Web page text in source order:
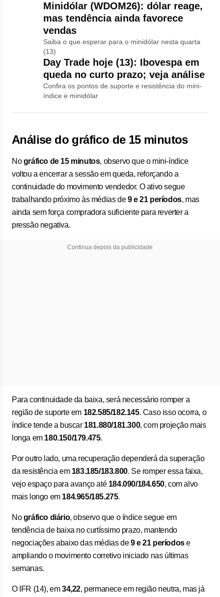
Minidólar (WDOM26): dólar reage,
mas tendência ainda favorece
vendas
Saiba o que esperar para o minidólar nesta quarta
(13)
Day Trade hoje (13): Ibovespa em
queda no curto prazo; veja análise
Confira os pontos de suporte e resistência do mini-
índice e minidólar
Análise do gráfico de 15 minutos
Nográfico de 15 minutos, observo que o mini-índice
voltou a encerrar a sessão em queda, reforçando a
continuidade do movimento vendedor. O ativo segue
trabalhando próximo às médias de9 e 21 períodos, mas
ainda sem força compradora suficiente para reverter a
pressão negativa.
Continua depois da publicidade
Para continuidade da baixa, será necessário romper a
região de suporte em 182.585/182.145. Caso isso ocorra, o
índice tende a buscar 181.880/181.300, com projeção mais
longa em 180.150/179.475.
Por outro lado, uma recuperação dependerá da superação
da resistência em 183.185/183.800. Se romper essa faixa,
vejo espaço para avanço até 184.090/184.650, com alvo
mais longo em 184.965/185.275.
Nográfico diário, observo que o índice segue em
tendência de baixa no curtíssimo prazo, mantendo
negociações abaixo das médias de9 e 21 períodose
ampliando o movimento corretivo iniciado nas últimas
semanas.
O IFR (14), em34,22, permanece em região neutra, mas já